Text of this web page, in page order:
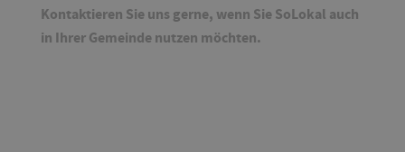
Kontaktieren Sie uns gerne, wenn Sie SoLokal auch
in Ihrer Gemeinde nutzen möchten.